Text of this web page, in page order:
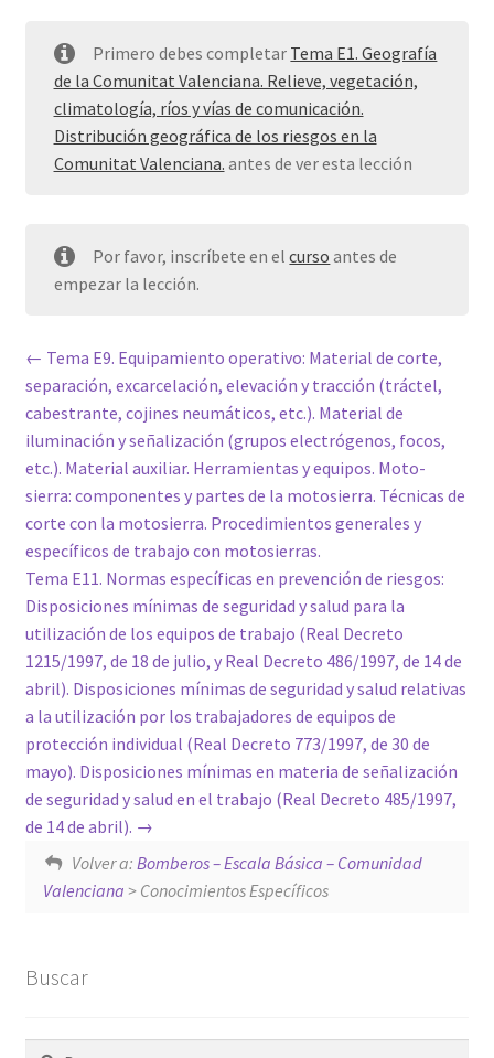
Primero debes completar Tema E1. Geografía
de la Comunitat Valenciana. Relieve, vegetación,
climatología, ríos y vías de comunicación.
Distribución geográfica de los riesgos en la
Comunitat Valenciana. antes de ver esta lección
Por favor, inscríbete en elcurso antes de
empezar la lección.
Tema E9. Equipamiento operativo: Material de corte,
separación, excarcelación, elevación y tracción (tráctel,
cabestrante, cojines neumáticos, etc.). Material de
iluminación y señalización (grupos electrógenos, focos,
etc.). Material auxiliar. Herramientas y equipos. Moto-
sierra: componentes y partes de la motosierra. Técnicas de
corte con la motosierra. Procedimientos generales y
específicos de trabajo con motosierras.
Tema E11. Normas específicas en prevención de riesgos:
Disposiciones mínimas de seguridad y salud para la
utilización de los equipos de trabajo (Real Decreto
1215/1997, de 18 de julio, y Real Decreto 486/1997, de 14 de
abril). Disposiciones mínimas de seguridad y salud relativas
a la utilización por los trabajadores de equipos de
protección individual (Real Decreto 773/1997, de 30 de
mayo). Disposiciones mínimas en materia de señalización
de seguridad y salud en el trabajo (Real Decreto 485/1997,
de 14 de abril).
Volver a: Bomberos – Escala Básica – Comunidad
Valenciana > Conocimientos Específicos
Buscar
Buscar: